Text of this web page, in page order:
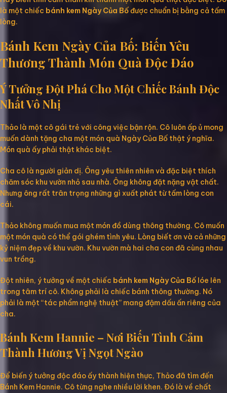
là một chiếc bánh kem Ngày Của Bốđược chuẩn bị bằng cả tấm
lòng.
Bánh Kem Ngày Của Bố: Biến Yêu
Thương Thành Món Quà Độc Đáo
Ý Tưởng Đột Phá Cho Một Chiếc Bánh Độc
Nhất Vô Nhị
Thảo là một cô gái trẻ với công việc bận rộn. Cô luôn ấp ủ mong
muốn dành tặng cha một món quà Ngày Của Bố thật ý nghĩa.
Món quà ấy phải thật khác biệt.
Cha cô là người giản dị. Ông yêu thiên nhiên và đặc biệt thích
chăm sóc khu vườn nhỏ sau nhà. Ông không đặt nặng vật chất.
Nhưng ông rất trân trọng những gì xuất phát từ tấm lòng con
cái.
Thảo không muốn mua một món đồ dùng thông thường. Cô muốn
một món quà có thể gói ghém tình yêu. Lòng biết ơn và cả những
kỷ niệm đẹp về khu vườn. Khu vườn mà hai cha con đã cùng nhau
vun trồng.
Đột nhiên, ý tưởng về một chiếc bánh kem Ngày Của Bố lóe lên
trong tâm trí cô. Không phải là chiếc bánh thông thường. Nó
phải là một “tác phẩm nghệ thuật” mang đậm dấu ấn riêng của
cha.
Bánh Kem Hannie – Nơi Biến Tình Cảm
Thành Hương Vị Ngọt Ngào
Để biến ý tưởng độc đáo ấy thành hiện thực, Thảo đã tìm đến
Bánh Kem Hannie. Cô từng nghe nhiều lời khen. Đó là về chất